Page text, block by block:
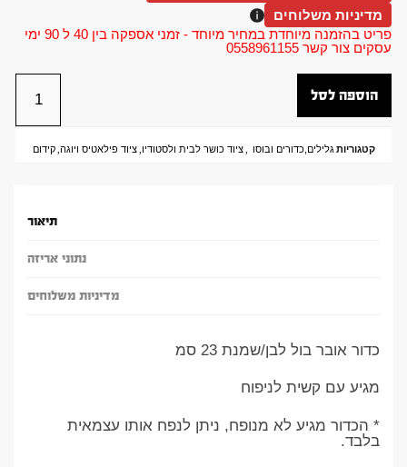
מדיניות משלוחים
פריט בהזמנה מיוחדת במחיר מיוחד - זמני אספקה בין 40 ל 90 ימי
עסקים צור קשר 0558961155
הוספה לסל
קטגוריות גלילים,כדורים ובוסו ,ציוד כושר לבית ולסטודיו,ציוד פילאטיס ויוגה,קידום
תיאור
נתוני אריזה
מדיניות משלוחים
כדור אובר בול לבן/שמנת 23 סמ
מגיע עם קשית לניפוח
* הכדור מגיע לא מנופח, ניתן לנפח אותו עצמאית
בלבד.